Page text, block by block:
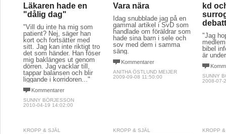
Läkaren hade en
"dålig dag"
"Vill du inte ha mig som
patient? Nej, säger han
kort och fortsätter med
sitt. Jag kan inte riktigt tro
det som händer. Han föser
mig baklänges ut genom
dörren. Jag vacklar till,
tappar balansen och blir
liggande i korridoren..."
Kommentarer
SUNNY BÖRJESSON
2010-04-19 14:02:00
Vara nära
Idag snubblade jag på en
gammal artikel i SvD som
handlade om föräldrar som
hade sina barn i sele och
sov med dem i samma
säng.
Kommentarer
ANITHA ÖSTLUND MEIJER
2009-09-08 11:50:00
kd
"Jag
bibel
är
SUNNY
2008-07-
KROPP & SJÄL KROPP & SJÄL KROPP